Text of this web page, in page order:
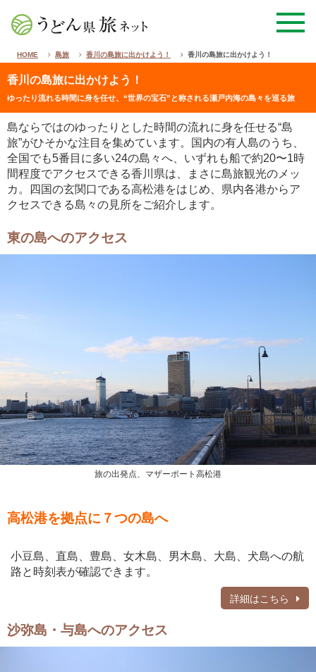
HOME 島旅 香川の島旅に出かけよう！ 香川の島旅に出かけよう！
香川の島旅に出かけよう！
ゆったり流れる時間に身を任せ、“世界の宝石”と称される瀬戸内海の島々を巡る旅
島ならではのゆったりとした時間の流れに身を任せる“島
旅”がひそかな注目を集めています。国内の有人島のうち、
全国でも5番目に多い24の島々へ、いずれも船で約20〜1時
間程度でアクセスできる香川県は、まさに島旅観光のメッ
カ。四国の玄関口である高松港をはじめ、県内各港からア
クセスできる島々の見所をご紹介します。
東の島へのアクセス
旅の出発点、マザーポート高松港
高松港を拠点に７つの島へ
小豆島、直島、豊島、女木島、男木島、大島、犬島への航
路と時刻表が確認できます。
詳細はこちら
沙弥島・与島へのアクセス